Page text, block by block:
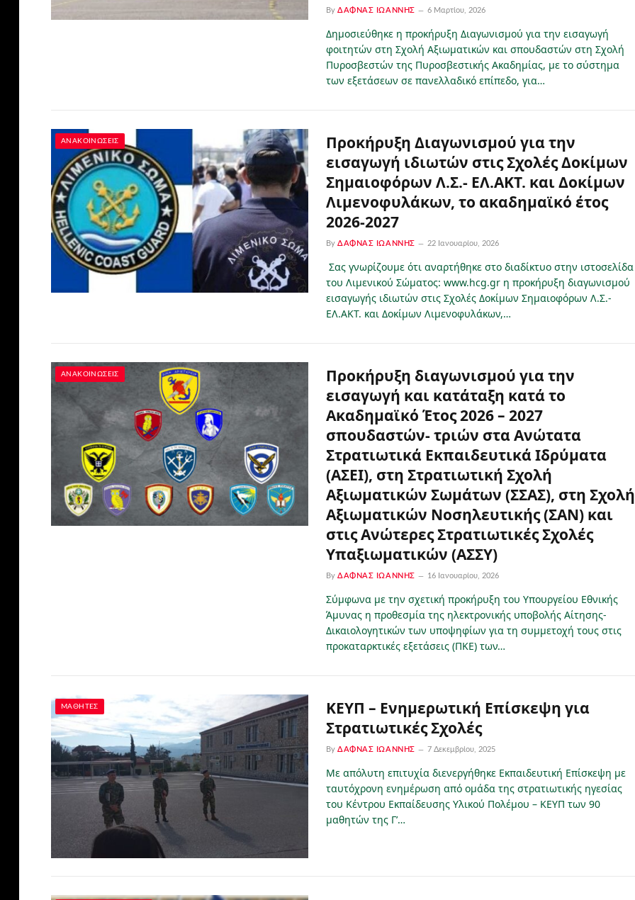
By ΔΑΦΝΆΣ ΙΩΆΝΝΗΣ 6 Μαρτίου, 2026
Δημοσιεύθηκε η προκήρυξη Διαγωνισμού για την εισαγωγή
φοιτητών στη Σχολή Αξιωματικών και σπουδαστών στη Σχολή
Πυροσβεστών της Πυροσβεστικής Ακαδημίας, με το σύστημα
των εξετάσεων σε πανελλαδικό επίπεδο, για…
ΑΝΑΚΟΙΝΏΣΕΙΣ
Προκήρυξη Διαγωνισμού για την
εισαγωγή ιδιωτών στις Σχολές Δοκίμων
Σημαιοφόρων Λ.Σ.- ΕΛ.ΑΚΤ. και Δοκίμων
Λιμενοφυλάκων, το ακαδημαϊκό έτος
2026-2027
By ΔΑΦΝΆΣ ΙΩΆΝΝΗΣ 22 Ιανουαρίου, 2026
Σας γνωρίζουμε ότι αναρτήθηκε στο διαδίκτυο στην ιστοσελίδα
του Λιμενικού Σώματος: www.hcg.gr η προκήρυξη διαγωνισμού
εισαγωγής ιδιωτών στις Σχολές Δοκίμων Σημαιοφόρων Λ.Σ.-
ΕΛ.ΑΚΤ. και Δοκίμων Λιμενοφυλάκων,…
ΑΝΑΚΟΙΝΏΣΕΙΣ
Προκήρυξη διαγωνισμού για την
εισαγωγή και κατάταξη κατά το
Ακαδημαϊκό Έτος 2026 – 2027
σπουδαστών- τριών στα Ανώτατα
Στρατιωτικά Εκπαιδευτικά Ιδρύματα
(ΑΣΕΙ), στη Στρατιωτική Σχολή
Αξιωματικών Σωμάτων (ΣΣΑΣ), στη Σχολή
Αξιωματικών Νοσηλευτικής (ΣΑΝ) και
στις Ανώτερες Στρατιωτικές Σχολές
Υπαξιωματικών (ΑΣΣΥ)
By ΔΑΦΝΆΣ ΙΩΆΝΝΗΣ 16 Ιανουαρίου, 2026
Σύμφωνα με την σχετική προκήρυξη του Υπουργείου Εθνικής
Άμυνας η προθεσμία της ηλεκτρονικής υποβολής Αίτησης-
Δικαιολογητικών των υποψηφίων για τη συμμετοχή τους στις
προκαταρκτικές εξετάσεις (ΠΚΕ) των…
ΜΑΘΗΤΈΣ
ΚΕΥΠ – Ενημερωτική Επίσκεψη για
Στρατιωτικές Σχολές
By ΔΑΦΝΆΣ ΙΩΆΝΝΗΣ 7 Δεκεμβρίου, 2025
Με απόλυτη επιτυχία διενεργήθηκε Εκπαιδευτική Επίσκεψη με
ταυτόχρονη ενημέρωση από ομάδα της στρατιωτικής ηγεσίας
του Κέντρου Εκπαίδευσης Υλικού Πολέμου – ΚΕΥΠ των 90
μαθητών της Γ’…